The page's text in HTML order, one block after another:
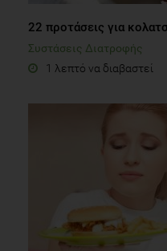
22 προτάσεις για
Συστάσεις Διατροφής
1 λεπτό να διαβαστεί